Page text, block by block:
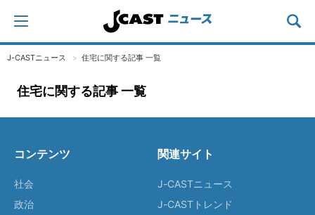
J-CASTニュース 住宅に関する記事 一覧
住宅に関する記事 一覧
コンテンツ
社会
政治
関連サイト
J-CASTニュース
J-CASTトレンド